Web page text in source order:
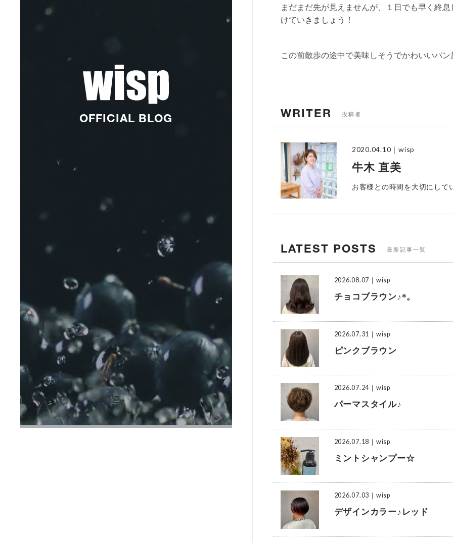
OFFICIAL BLOG
まだまだ先が見えませんが、１日でも早く終
けていきましょう！
この前散歩の途中で美味しそうでかわいいパ
WRITER 投稿者
2020.04.10 ｜wisp
牛木 直美
お客様との時間を大切にして
LATEST POSTS 最新記事一覧
2026.08.07 ｜wisp
チョコブラウン♪*。
2026.07.31 ｜wisp
ピンクブラウン
2026.07.24 ｜wisp
パーマスタイル♪
2026.07.18 ｜wisp
ミントシャンプー☆
2026.07.03 ｜wisp
デザインカラー♪レッド